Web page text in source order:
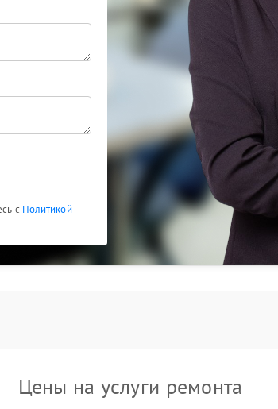
с Политикой
Цены на услуги ремонта